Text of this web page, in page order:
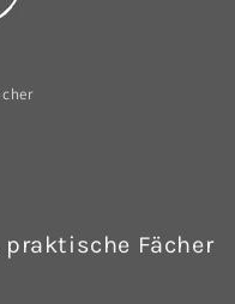
Fächer